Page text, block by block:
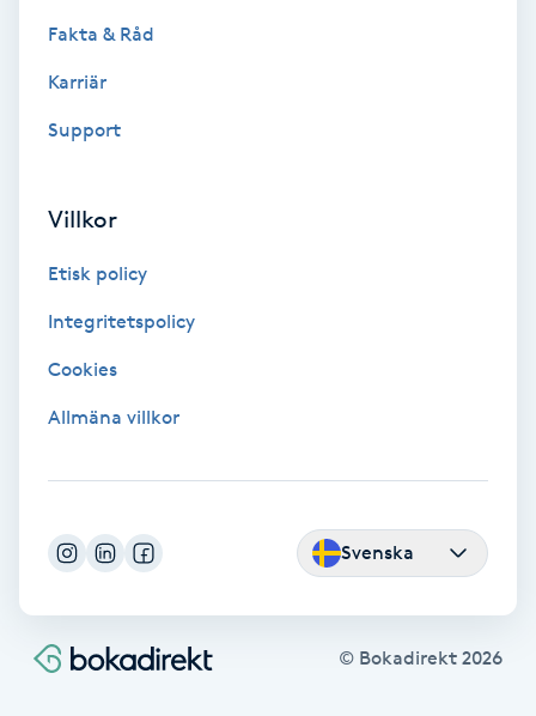
Vaccination
Vaxning
Vaxning brasiliansk
Veterinär
Vibrationsmassage
Fakta & Råd
Karriär
Support
Villkor
Etisk policy
Integritetspolicy
Cookies
Allmäna villkor
Svenska
© Bokadirekt 2026